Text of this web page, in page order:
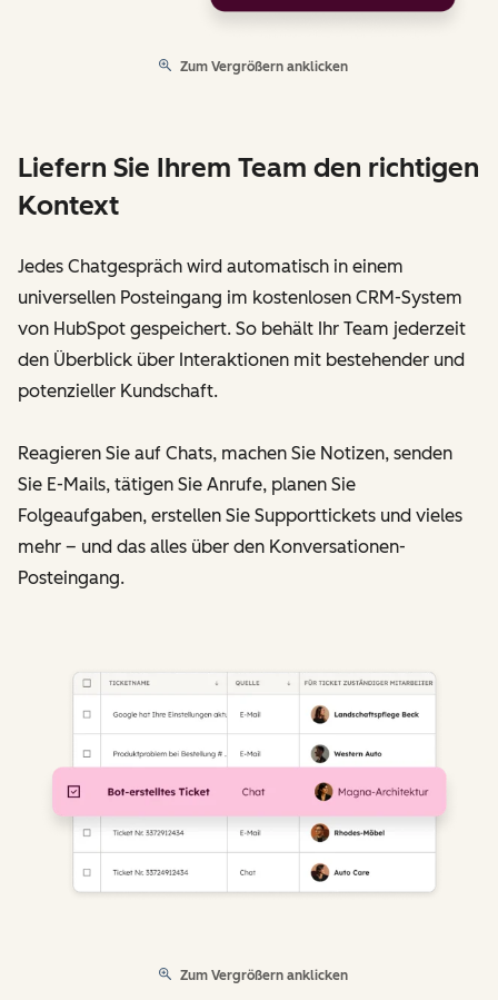
Zum Vergrößern anklicken
Liefern Sie Ihrem Team den richtigen
Kontext
Jedes Chatgespräch wird automatisch in einem
universellen Posteingang im kostenlosen CRM-System
von HubSpot gespeichert. So behält Ihr Team jederzeit
den Überblick über Interaktionen mit bestehender und
potenzieller Kundschaft.
Reagieren Sie auf Chats, machen Sie Notizen, senden
Sie E-Mails, tätigen Sie Anrufe, planen Sie
Folgeaufgaben, erstellen Sie Supporttickets und vieles
mehr – und das alles über den Konversationen-
Posteingang.
Zum Vergrößern anklicken